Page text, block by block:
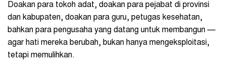
Doakan para tokoh adat, doakan para pejabat di provinsi
dan kabupaten, doakan para guru, petugas kesehatan,
bahkan para pengusaha yang datang untuk membangun —
agar hati mereka berubah, bukan hanya mengeksploitasi,
tetapi memulihkan.